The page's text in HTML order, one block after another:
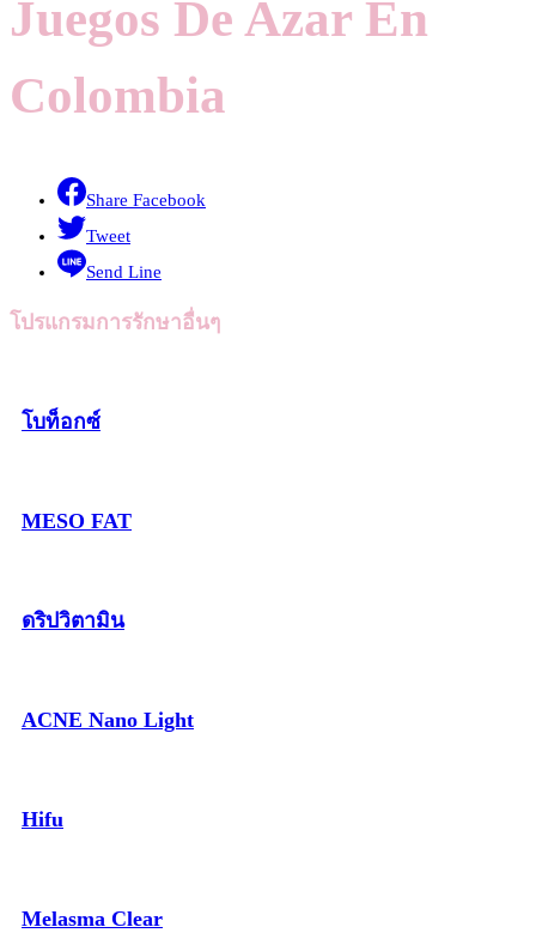
Juegos De Azar En
Colombia
Share Facebook
Tweet
Send Line
โปรแกรมการรักษาอื่นๆ
โบท็อกซ์
MESO FAT
ดริปวิตามิน
ACNE Nano Light
Hifu
Melasma Clear